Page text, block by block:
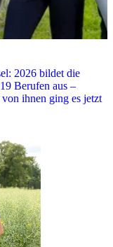
2026 bildet die
Berufen aus –
ihnen ging es jetzt